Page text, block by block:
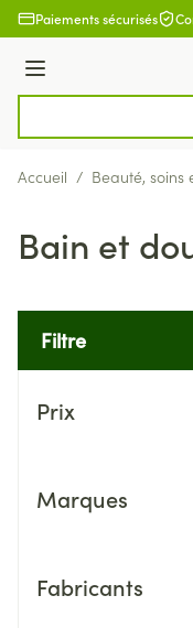
Aller au contenu
Paiements sécurisés
Menu
Accueil / Beauté, soins
Bain et
Filtre
Prix
Marques
Fabricants